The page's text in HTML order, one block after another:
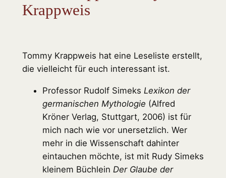
Krappweis
Tommy Krappweis hat eine Leseliste erstellt,
die vielleicht für euch interessant ist.
Professor Rudolf Simeks Lexikon der
germanischen Mythologie (Alfred
Kröner Verlag, Stuttgart, 2006) ist für
mich nach wie vor unersetzlich. Wer
mehr in die Wissenschaft dahinter
eintauchen möchte, ist mit Rudy Simeks
kleinem Büchlein Der Glaube der